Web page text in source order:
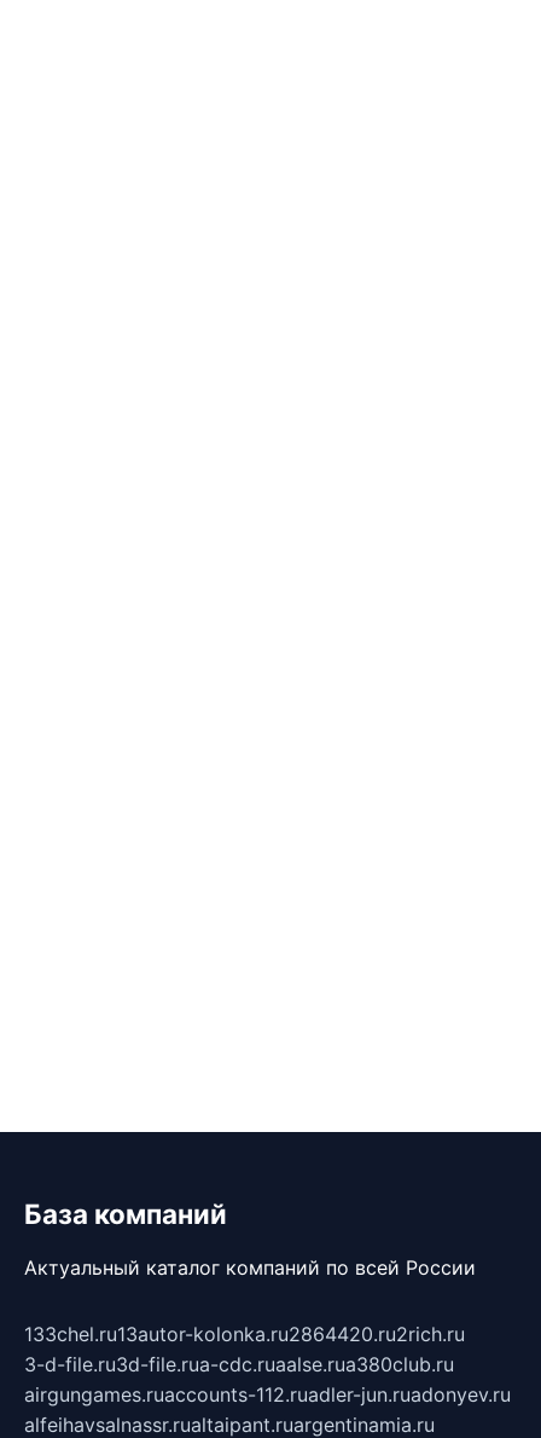
База компаний
Актуальный каталог компаний по всей России
133chel.ru13autor-kolonka.ru2864420.ru2rich.ru
3-d-file.ru3d-file.rua-cdc.ruaalse.rua380club.ru
airgungames.ruaccounts-112.ruadler-jun.ruadonyev.ru
alfeihavsalnassr.rualtaipant.ruargentinamia.ru